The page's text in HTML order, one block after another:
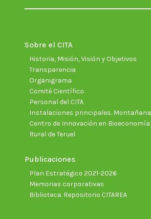
Sobre el CITA
Historia, Misión, Visión y Objetivos
Transparencia
Organigrama
Comité Científico
Personal del CITA
Instalaciones principales. Montañana
Centro de Innovación en Bioeconomía
Rural de Teruel
Publicaciones
Plan Estratégico 2021-2026
Memorias corporativas
Biblioteca. Repositorio CITAREA